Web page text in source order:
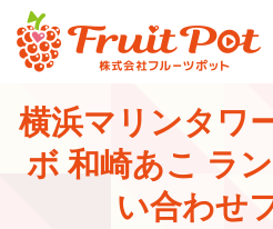
横浜マリンタワ
ボ 和崎あこ ラ
い合わせ